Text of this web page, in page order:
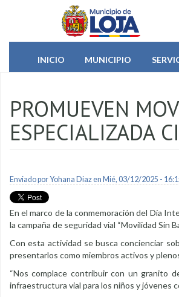
Pasar al contenido principal
INICIO
MUNICIPIO
PROMUEVEN
ESPECIALIZADA
Enviado porYohana Diazen Mié, 03/12/2025 -
En el marco de la conmemoración del Día
la campaña de seguridad vial “Movilidad Sin
Con esta actividad se busca concienciar
presentarlos como miembros activos y
“Nos complace contribuir con un granito
infraestructura vial para los niños y jóvenes